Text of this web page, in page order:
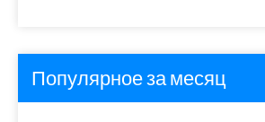
Популярное за месяц